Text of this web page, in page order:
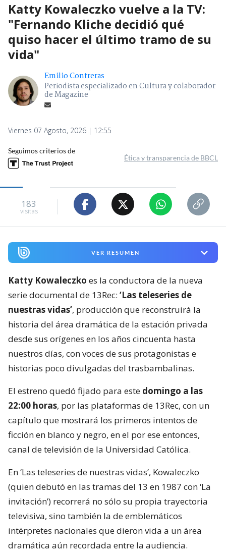
Katty Kowaleczko vuelve a la TV:
"Fernando Kliche decidió qué
quiso hacer el último tramo de su
vida"
Emilio Contreras
Periodista especializado en Cultura y colaborador
de Magazine
Viernes 07 Agosto, 2026 | 12:55
Seguimos criterios de
Ética y transparencia de BBCL
183
visitas
VER RESUMEN
Katty Kowaleczko es la conductora de la nueva
serie documental de 13Rec: ‘Las teleseries de
nuestras vidas’, producción que reconstruirá la
historia del área dramática de la estación privada
desde sus orígenes en los años cincuenta hasta
nuestros días, con voces de sus protagonistas e
historias poco divulgadas del trasbambalinas.
El estreno quedó fijado para este domingo a las
22:00 horas, por las plataformas de 13Rec, con un
capítulo que mostrará los primeros intentos de
ficción en blanco y negro, en el por ese entonces,
canal de televisión de la Universidad Católica.
En ‘Las teleseries de nuestras vidas’, Kowaleczko
(quien debutó en las tramas del 13 en 1987 con ‘La
invitación’) recorrerá no sólo su propia trayectoria
televisiva, sino también la de emblemáticos
intérpretes nacionales que dieron vida a un área
dramática aún recordada entre la audiencia.